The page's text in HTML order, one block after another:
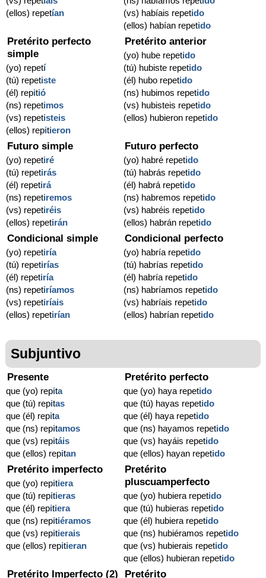
(ellos) repetían
(vs) habíais repetido
(ellos) habían repetido
Pretérito perfecto
simple
(yo) repetí
(tú) repetiste
(él) repitió
(ns) repetimos
(vs) repetisteis
(ellos) repitieron
Pretérito anterior
(yo) hube repetido
(tú) hubiste repetido
(él) hubo repetido
(ns) hubimos repetido
(vs) hubisteis repetido
(ellos) hubieron repetido
Futuro simple
(yo) repetiré
(tú) repetirás
(él) repetirá
(ns) repetiremos
(vs) repetiréis
(ellos) repetirán
Futuro perfecto
(yo) habré repetido
(tú) habrás repetido
(él) habrá repetido
(ns) habremos repetido
(vs) habréis repetido
(ellos) habrán repetido
Condicional simple
(yo) repetiría
(tú) repetirías
(él) repetiría
(ns) repetiríamos
(vs) repetiríais
(ellos) repetirían
Condicional perfecto
(yo) habría repetido
(tú) habrías repetido
(él) habría repetido
(ns) habríamos repetido
(vs) habríais repetido
(ellos) habrían repetido
Subjuntivo
Presente
que (yo) repita
que (tú) repitas
que (él) repita
que (ns) repitamos
que (vs) repitáis
que (ellos) repitan
Pretérito perfecto
que (yo) haya repetido
que (tú) hayas repetido
que (él) haya repetido
que (ns) hayamos repetido
que (vs) hayáis repetido
que (ellos) hayan repetido
Pretérito imperfecto
que (yo) repitiera
que (tú) repitieras
que (él) repitiera
que (ns) repitiéramos
que (vs) repitierais
que (ellos) repitieran
Pretérito
pluscuamperfecto
que (yo) hubiera repetido
que (tú) hubieras repetido
que (él) hubiera repetido
que (ns) hubiéramos repetido
que (vs) hubierais repetido
que (ellos) hubieran repetido
Pretérito Imperfecto (2) Pretérito